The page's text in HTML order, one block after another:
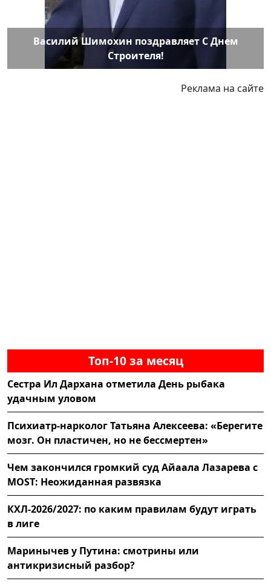
Василий Шимохин поздравляет С Днем
Строителя!
Реклама на сайте
Топ-10 за месяц
Сестра Ил Дархана отметила День рыбака
удачным уловом
Психиатр-нарколог Татьяна Алексеева: «Берегите
мозг. Он пластичен, но не бессмертен»
Чем закончился громкий суд Айаала Лазарева с
MOST: Неожиданная развязка
КХЛ-2026/2027: по каким правилам будут играть
в лиге
Маринычев у Путина: смотрины или
антикризисный разбор?